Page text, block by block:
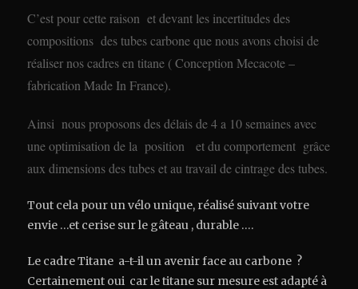
C’est pour cette raison et devant les incertitudes des
compositions des tubes carbone que nous avons choisi de
réaliser nos cadres en titane ( Conception Mecacote –
fabrication Made In France).
Ainsi nous proposons des délais de 4 a 10 semaines avec
une optimisation de la position et du comportement grâce
aux dimensions des tubes et au travail de cintrage des tubes.
Tout cela pour un vélo unique, réalisé suivant votre
envie …et cerise sur le gâteau , durable ….
Le cadre Titane a-t-il un avenir face au carbone ?
Certainement oui car le titane sur mesure est adapté à